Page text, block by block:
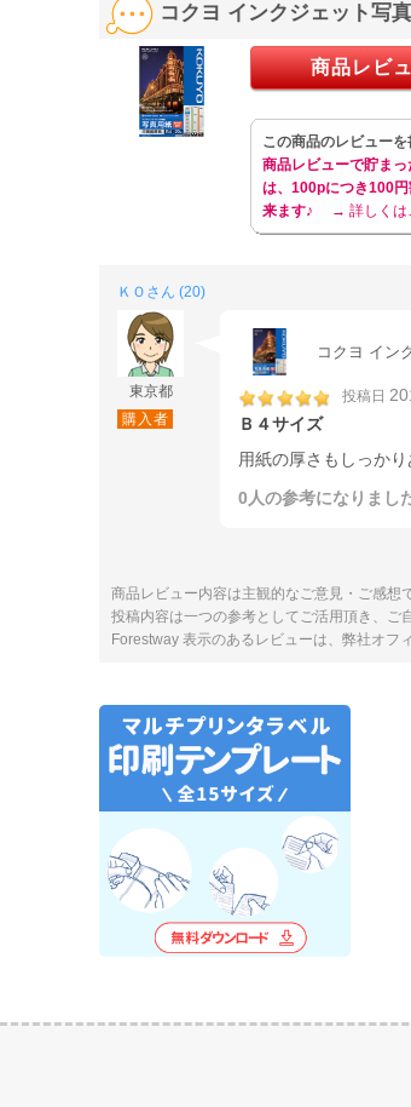
コクヨ インクジェット写
商品レビ
この商品のレビュー
商品レビューで貯ま
は、100pにつき100
来ます♪
→ 詳しくは
ＫＯさん (20)
東京都
購入者
コクヨ イン
投稿日
Ｂ４サイズ
用紙の厚さもしっか
0人の参考になりまし
商品レビュー内容は主観的なご意見・ご感想
投稿内容は一つの参考としてご活用頂き、ご
Forestway 表示のあるレビューは、弊社オフ